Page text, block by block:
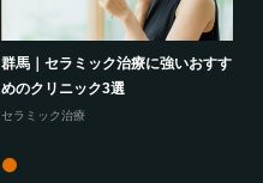
群馬｜セラミック治療に強いおすす
めのクリニック3選
セラミック治療